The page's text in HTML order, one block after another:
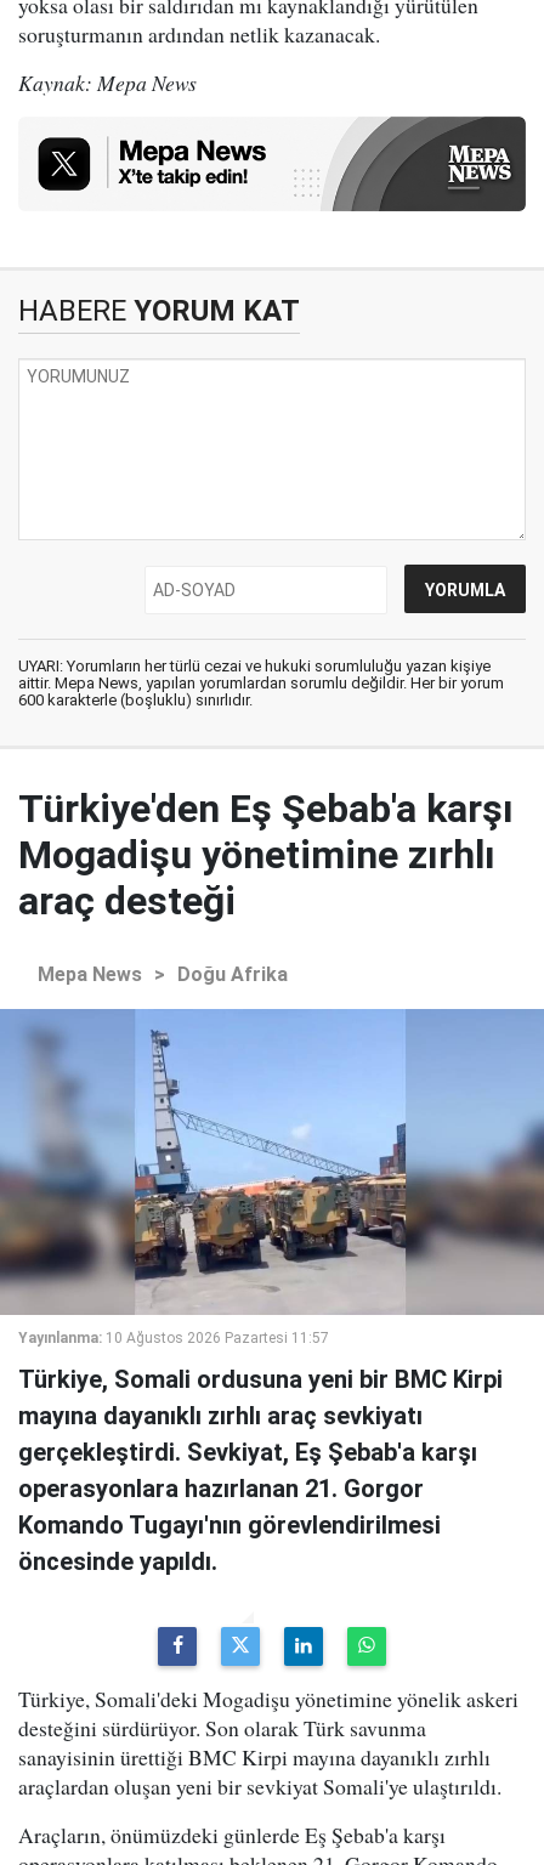
soruşturmanın ardından netlik kazanacak.
Kaynak: Mepa News
HABERE YORUM KAT
UYARI: Yorumların her türlü cezai ve hukuki sorumluluğu yazan kişiye
aittir. Mepa News, yapılan yorumlardan sorumlu değildir. Her bir yorum
600 karakterle (boşluklu) sınırlıdır.
Türkiye'den Eş Şebab'a karşı
Mogadişu yönetimine zırhlı
araç desteği
Mepa News > Doğu Afrika
Yayınlanma: 10 Ağustos 2026 Pazartesi 11:57
Türkiye, Somali ordusuna yeni bir BMC Kirpi
mayına dayanıklı zırhlı araç sevkiyatı
gerçekleştirdi. Sevkiyat, Eş Şebab'a karşı
operasyonlara hazırlanan 21. Gorgor
Komando Tugayı'nın görevlendirilmesi
öncesinde yapıldı.
Türkiye, Somali'deki Mogadişu yönetimine yönelik askeri
desteğini sürdürüyor. Son olarak Türk savunma
sanayisinin ürettiği BMC Kirpi mayına dayanıklı zırhlı
araçlardan oluşan yeni bir sevkiyat Somali'ye ulaştırıldı.
Araçların, önümüzdeki günlerde Eş Şebab'a karşı